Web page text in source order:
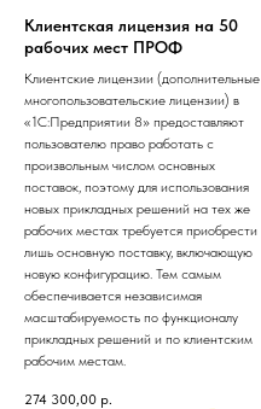
Клиентская лицензия на 50
рабочих мест ПРОФ
Клиентские лицензии (дополнительные
многопользовательские лицензии) в
«1С:Предприятии 8» предоставляют
пользователю право работать с
произвольным числом основных
поставок, поэтому для использования
новых прикладных решений на тех же
рабочих местах требуется приобрести
лишь основную поставку, включающую
новую конфигурацию. Тем самым
обеспечивается независимая
масштабируемость по функционалу
прикладных решений и по клиентским
рабочим местам.
274 300,00 р.